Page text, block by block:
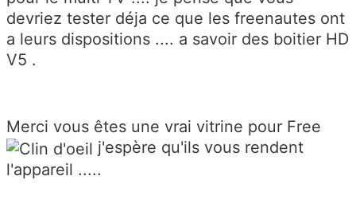
devriez tester déja ce que les freenautes ont
a leurs dispositions .... a savoir des boitier HD
V5 .
Merci vous êtes une vrai vitrine pour Free
j'espère qu'ils vous rendent
l'appareil .....